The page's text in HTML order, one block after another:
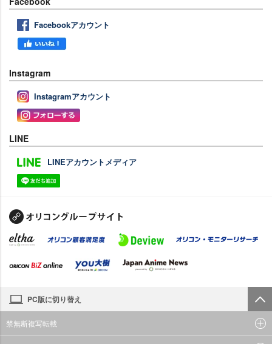
Facebookアカウント
Instagram
Instagramアカウント
LINE
LINEアカウントメディア
PC版に切り替え
禁無断複写転載